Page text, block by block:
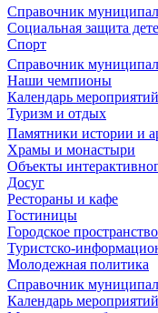
Справочник
Социальная защита
Спорт
Справочник
Наши чемпионы
Календарь мероприятий
Туризм и отдых
Памятники истории и
Храмы и монастыри
Объекты
Досуг
Рестораны и кафе
Гостиницы
Городское пространство
Туристско-
Молодежная политика
Справочник
Календарь мероприятий